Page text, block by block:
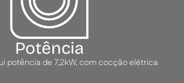
Potência
potência de 7,2kW, com cocção elétrica